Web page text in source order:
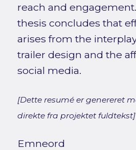
reach and
thesis concludes that
arises from the
trailer design and the
social media.
[Dette resumé er genereret
direkte fra projektet fuldtekst]
Emneord